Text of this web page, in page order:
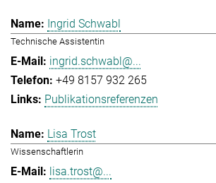
Ingrid Schwabl
Technische Assistentin
ingrid.schwabl@...
+49 8157 932 265
Publikationsreferenzen
Lisa Trost
Wissenschaftlerin
lisa.trost@...